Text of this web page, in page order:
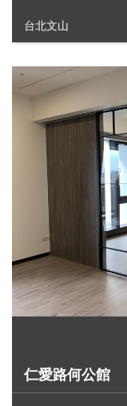
台北文山
仁愛路何公館